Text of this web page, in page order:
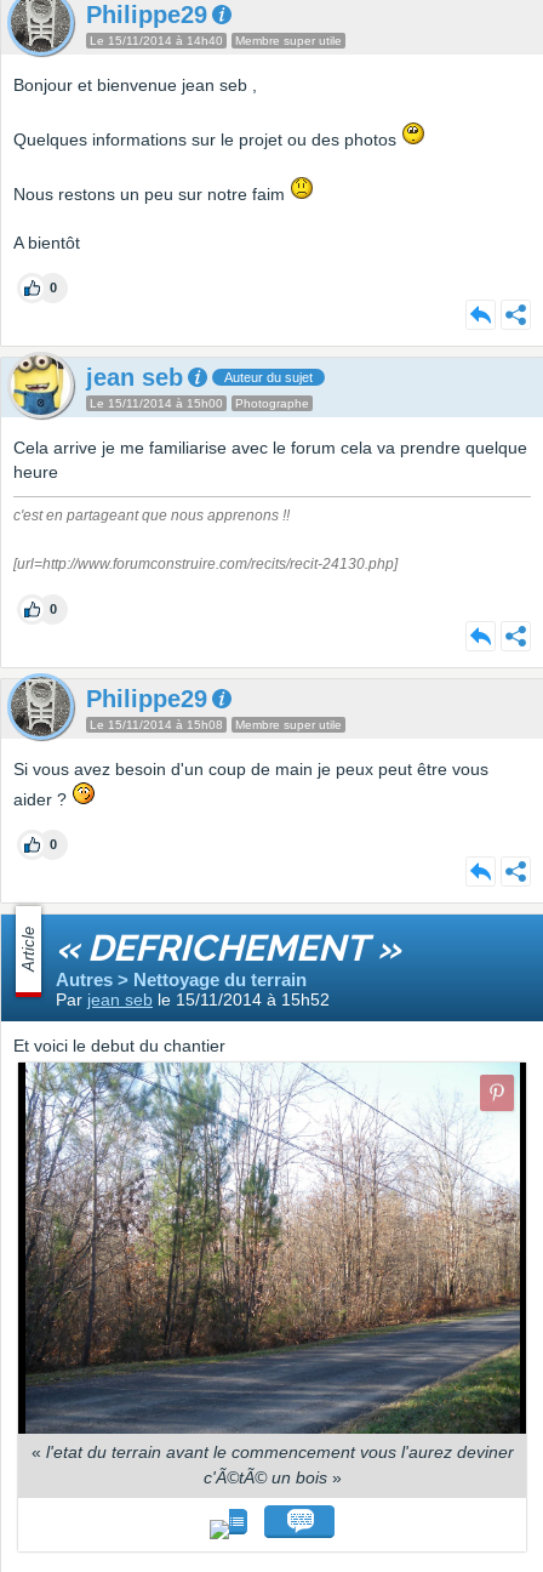
Philippe29
Le 15/11/2014 à 14h40 Membre super utile
Bonjour et bienvenue jean seb ,
Quelques informations sur le projet ou des photos
Nous restons un peu sur notre faim
A bientôt
0
jean seb Auteur du sujet
Le 15/11/2014 à 15h00 Photographe
Cela arrive je me familiarise avec le forum cela va prendre quelque
heure
c'est en partageant que nous apprenons !!
[url=http://www.forumconstruire.com/recits/recit-24130.php]
0
Philippe29
Le 15/11/2014 à 15h08 Membre super utile
Si vous avez besoin d'un coup de main je peux peut être vous
aider ?
0
Article « DEFRICHEMENT »
Autres > Nettoyage du terrain
Par jean seb le 15/11/2014 à 15h52
Et voici le debut du chantier
« l'etat du terrain avant le commencement vous l'aurez deviner
c'Ã©tÃ© un bois»